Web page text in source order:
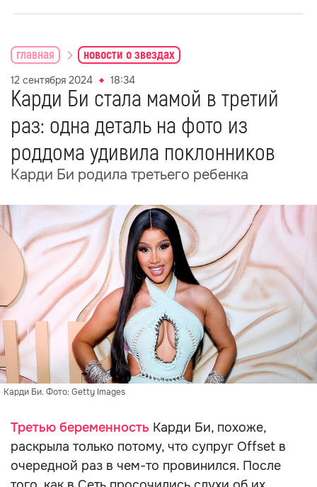
главная новости о звездах
12 сентября 2024 18:34
Карди Би стала мамой в третий
раз: одна деталь на фото из
роддома удивила поклонников
Карди Би родила третьего ребенка
Карди Би. Фото: Getty Images
Третью беременность Карди Би, похоже,
раскрыла только потому, что супруг Offset в
очередной раз в чем-то провинился. После